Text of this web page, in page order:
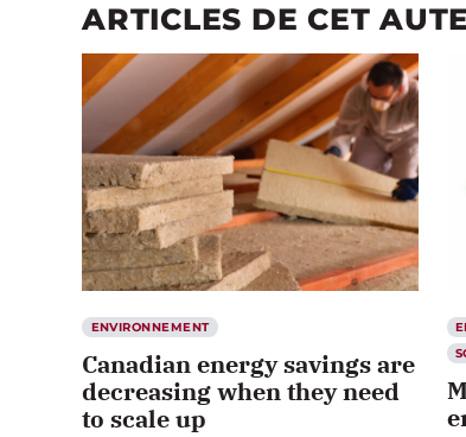
ARTICLES DE CET
ENVIRONNEMENT
Canadian energy savings are
decreasing when they need
to scale up